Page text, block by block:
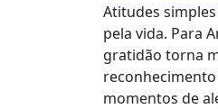
Atitudes
pela vida. Para
gratidão torna
momentos de